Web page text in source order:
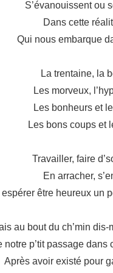
S’évanouissent ou
Dans cette
Qui nous embarque
La trentaine, la
Les morveux,
Les bonheurs et
Les bons coups et
Travailler, faire
En arracher,
espérer être heureux un
au bout du ch’min dis-
notre p’tit passage dans
Après avoir existé pour